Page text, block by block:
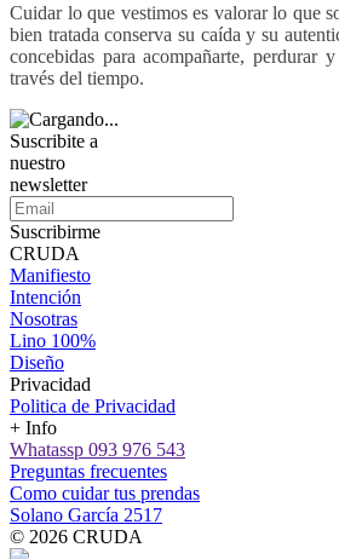
Cuidar lo que vestimos es valorar lo que
bien tratada conserva su caída y su
concebidas para acompañarte, perdurar
través del tiempo.
Suscribite a
nuestro
newsletter
Suscribirme
CRUDA
Manifiesto
Intención
Nosotras
Lino 100%
Diseño
Privacidad
Politica de Privacidad
+ Info
Whatassp 093 976 543
Preguntas frecuentes
Como cuidar tus prendas
Solano García 2517
© 2026 CRUDA